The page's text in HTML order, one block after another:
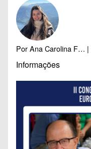
PorAna Carolina F… |
Informações